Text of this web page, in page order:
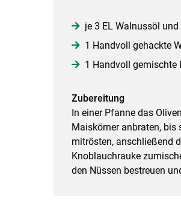
je 3 EL Walnussöl
1 Handvoll gehackte
1 Handvoll gemischte
Zubereitung
In einer Pfanne das
Maiskörner anbraten, bis
mitrösten, anschließend
Knoblauchrauke
den Nüssen bestreuen